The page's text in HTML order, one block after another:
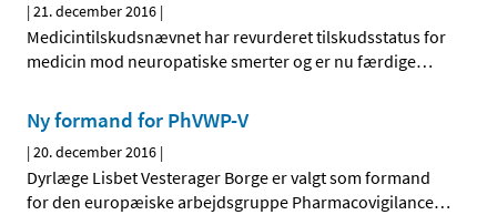
|21. december 2016 |
Medicintilskudsnævnet har revurderet tilskudsstatus for
medicin mod neuropatiske smerter og er nu færdige…
Ny formand for PhVWP-V
|20. december 2016 |
Dyrlæge Lisbet Vesterager Borge er valgt som formand
for den europæiske arbejdsgruppe Pharmacovigilance…